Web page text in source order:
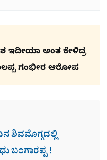
ಅಂತ ಕೇಳಿದ್ರ
ಗಂಭೀರ ಆರೋಪ
ಶಿವಮೊಗ್ಗದಲ್ಲಿ
ಬಂಗಾರಪ್ಪ !